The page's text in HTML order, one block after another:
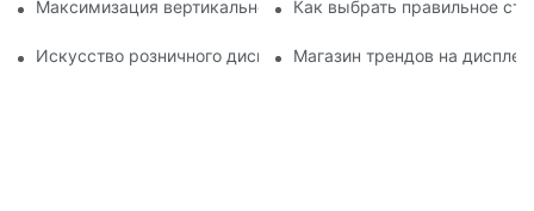
Максимизация вертикального пространства с
Как выбрать правильное
Искусство розничного дисплея: выбор лучших стоек для
Магазин трендов на